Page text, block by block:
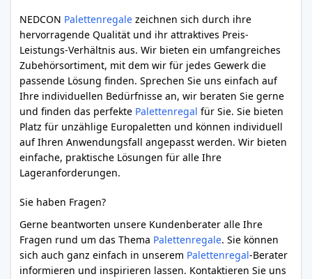
NEDCON Palettenregale zeichnen sich durch ihre
hervorragende Qualität und ihr attraktives Preis-
Leistungs-Verhältnis aus. Wir bieten ein umfangreiches
Zubehörsortiment, mit dem wir für jedes Gewerk die
passende Lösung finden. Sprechen Sie uns einfach auf
Ihre individuellen Bedürfnisse an, wir beraten Sie gerne
und finden das perfekte Palettenregal für Sie. Sie bieten
Platz für unzählige Europaletten und können individuell
auf Ihren Anwendungsfall angepasst werden. Wir bieten
einfache, praktische Lösungen für alle Ihre
Lageranforderungen.
Sie haben Fragen?
Gerne beantworten unsere Kundenberater alle Ihre
Fragen rund um das Thema Palettenregale. Sie können
sich auch ganz einfach in unserem Palettenregal-Berater
informieren und inspirieren lassen. Kontaktieren Sie uns